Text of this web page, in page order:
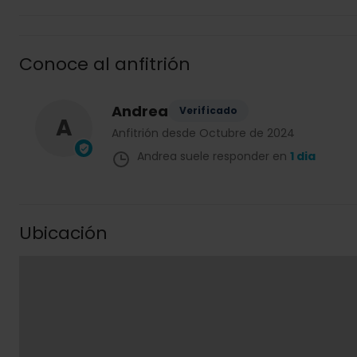
Conoce al anfitrión
A
Andrea Verificado
Anfitrión desde Octubre de 2024
Andrea suele responder en 1 dia
Ubicación